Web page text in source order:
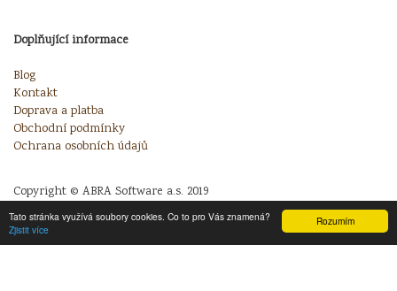
Rozumím
Tato stránka využívá soubory cookies. Co to pro Vás znamená?
Zjistit více
Doplňující informace
Blog
Kontakt
Doprava a platba
Obchodní podmínky
Ochrana osobních údajů
Copyright © ABRA Software a.s. 2019